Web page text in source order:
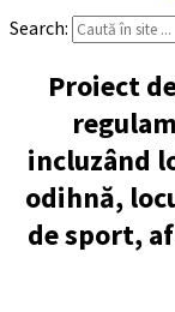
Search:
Proiect
incluzând
odihnă,
de sport,